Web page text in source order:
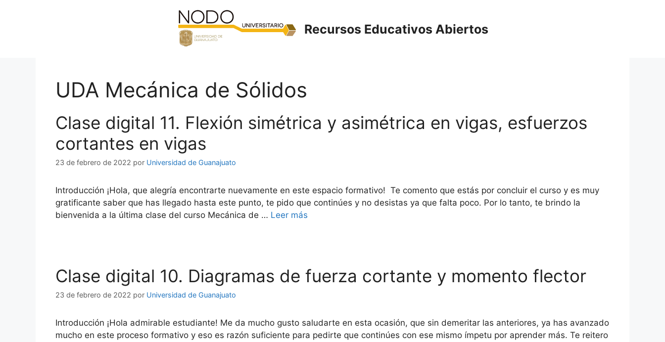
Recursos Educativos Abiertos
UDA Mecánica de Sólidos
Clase digital 11. Flexión simétrica y asimétrica en vigas, esfuerzos
cortantes en vigas
23 de febrero de 2022 por Universidad de Guanajuato
Introducción ¡Hola, que alegría encontrarte nuevamente en este espacio formativo! Te comento que estás por concluir el curso y es muy
gratificante saber que has llegado hasta este punto, te pido que continúes y no desistas ya que falta poco. Por lo tanto, te brindo la
bienvenida a la última clase del curso Mecánica de … Leer más
Clase digital 10. Diagramas de fuerza cortante y momento flector
23 de febrero de 2022 por Universidad de Guanajuato
Introducción ¡Hola admirable estudiante! Me da mucho gusto saludarte en esta ocasión, que sin demeritar las anteriores, ya has avanzado
mucho en este proceso formativo y eso es razón suficiente para pedirte que continúes con ese mismo ímpetu por aprender más. Te reitero